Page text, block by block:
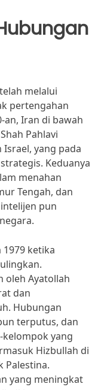
melalui
pertengahan
an, Iran di bawah
Pahlavi
yang pada
Keduanya
menahan
Tengah, dan
pun
ketika
oleh Ayatollah
dan
Hubungan
terputus, dan
yang
Hizbullah di
Palestina.
yang meningkat